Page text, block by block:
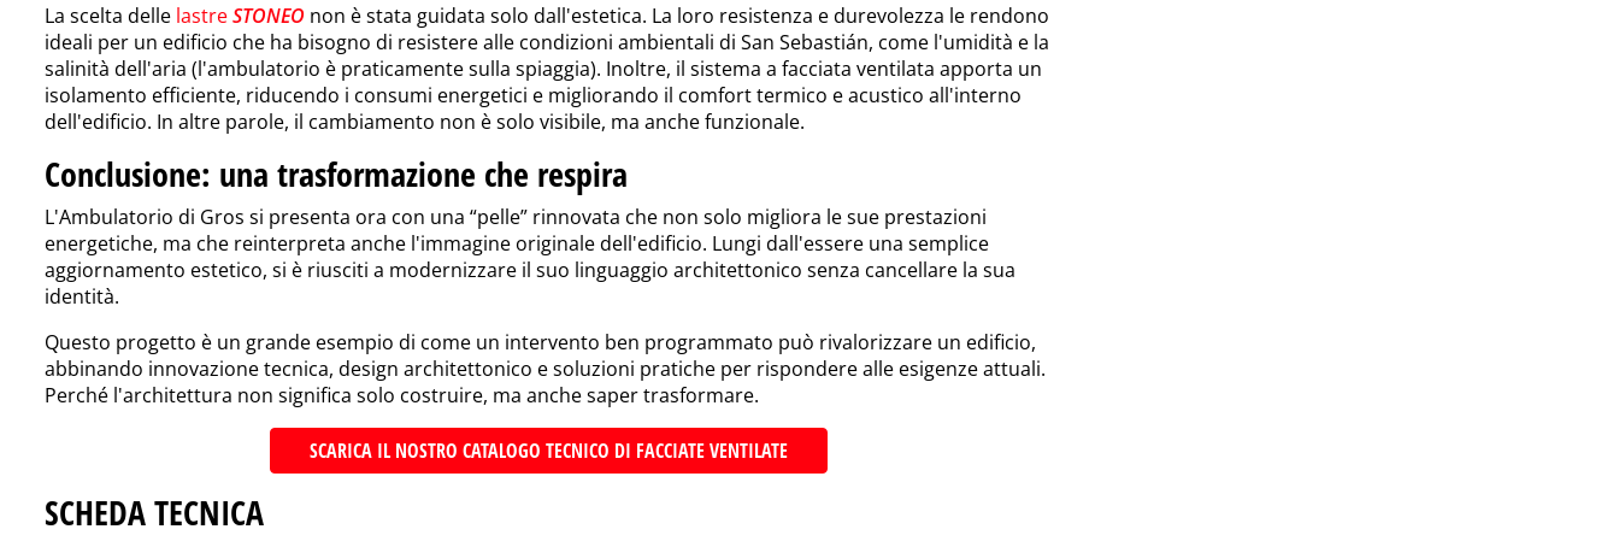
La scelta delle lastreSTONEO non è stata guidata solo dall'estetica. La loro resistenza e durevolezza le rendono
ideali per un edificio che ha bisogno di resistere alle condizioni ambientali di San Sebastián, come l'umidità e la
salinità dell'aria (l'ambulatorio è praticamente sulla spiaggia). Inoltre, il sistema a facciata ventilata apporta un
isolamento efficiente, riducendo i consumi energetici e migliorando il comfort termico e acustico all'interno
dell'edificio. In altre parole, il cambiamento non è solo visibile, ma anche funzionale.
Conclusione: una trasformazione che respira
L'Ambulatorio di Gros si presenta ora con una “pelle” rinnovata che non solo migliora le sue prestazioni
energetiche, ma che reinterpreta anche l'immagine originale dell'edificio. Lungi dall'essere una semplice
aggiornamento estetico, si è riusciti a modernizzare il suo linguaggio architettonico senza cancellare la sua
identità.
Questo progetto è un grande esempio di come un intervento ben programmato può rivalorizzare un edificio,
abbinando innovazione tecnica, design architettonico e soluzioni pratiche per rispondere alle esigenze attuali.
Perché l'architettura non significa solo costruire, ma anche saper trasformare.
SCARICA IL NOSTRO CATALOGO TECNICO DI FACCIATE VENTILATE
SCHEDA TECNICA